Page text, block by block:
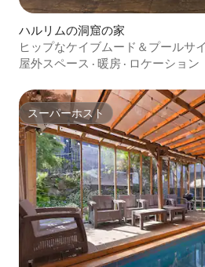
ハルリムの洞窟の家
ヒップなケイブムード＆プールサ
ト無料温水プール、無料バーベキ
屋外スペース · 暖房 · ロケーション
スーパーホスト
スーパーホスト